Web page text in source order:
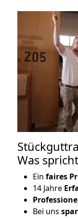
Was
Ein faires
14 Jahre
Bei uns